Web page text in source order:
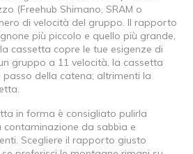
(Freehub Shimano, SRAM o
di velocità del gruppo. Il rapporto
più piccolo e quello più grande,
cassetta copre le tue esigenze di
gruppo a 11 velocità, la cassetta
passo della catena; altrimenti la
in forma è consigliato pulirla
contaminazione da sabbia e
Scegliere il rapporto giusto